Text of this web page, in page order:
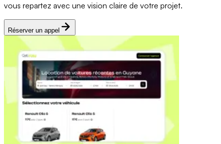
vous repartez avec une vision claire de votre projet.
Réserver un appel